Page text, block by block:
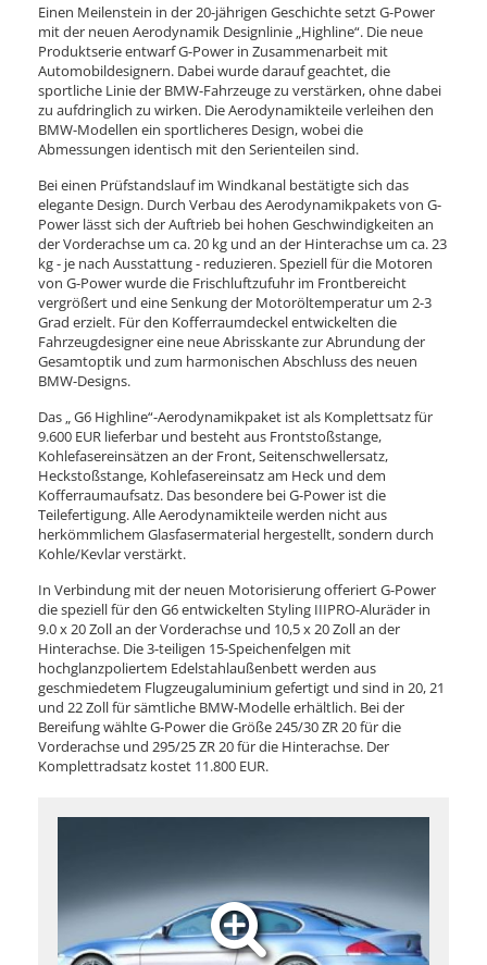
Einen Meilenstein in der 20-jährigen Geschichte setzt G-Power
mit der neuen Aerodynamik Designlinie „Highline“. Die neue
Produktserie entwarf G-Power in Zusammenarbeit mit
Automobildesignern. Dabei wurde darauf geachtet, die
sportliche Linie der BMW-Fahrzeuge zu verstärken, ohne dabei
zu aufdringlich zu wirken. Die Aerodynamikteile verleihen den
BMW-Modellen ein sportlicheres Design, wobei die
Abmessungen identisch mit den Serienteilen sind.
Bei einen Prüfstandslauf im Windkanal bestätigte sich das
elegante Design. Durch Verbau des Aerodynamikpakets von G-
Power lässt sich der Auftrieb bei hohen Geschwindigkeiten an
der Vorderachse um ca. 20 kg und an der Hinterachse um ca. 23
kg - je nach Ausstattung - reduzieren. Speziell für die Motoren
von G-Power wurde die Frischluftzufuhr im Frontbereicht
vergrößert und eine Senkung der Motoröltemperatur um 2-3
Grad erzielt. Für den Kofferraumdeckel entwickelten die
Fahrzeugdesigner eine neue Abrisskante zur Abrundung der
Gesamtoptik und zum harmonischen Abschluss des neuen
BMW-Designs.
Das „ G6 Highline“-Aerodynamikpaket ist als Komplettsatz für
9.600 EUR lieferbar und besteht aus Frontstoßstange,
Kohlefasereinsätzen an der Front, Seitenschwellersatz,
Heckstoßstange, Kohlefasereinsatz am Heck und dem
Kofferraumaufsatz. Das besondere bei G-Power ist die
Teilefertigung. Alle Aerodynamikteile werden nicht aus
herkömmlichem Glasfasermaterial hergestellt, sondern durch
Kohle/Kevlar verstärkt.
In Verbindung mit der neuen Motorisierung offeriert G-Power
die speziell für den G6 entwickelten Styling IIIPRO-Aluräder in
9.0 x 20 Zoll an der Vorderachse und 10,5 x 20 Zoll an der
Hinterachse. Die 3-teiligen 15-Speichenfelgen mit
hochglanzpoliertem Edelstahlaußenbett werden aus
geschmiedetem Flugzeugaluminium gefertigt und sind in 20, 21
und 22 Zoll für sämtliche BMW-Modelle erhältlich. Bei der
Bereifung wählte G-Power die Größe 245/30 ZR 20 für die
Vorderachse und 295/25 ZR 20 für die Hinterachse. Der
Komplettradsatz kostet 11.800 EUR.